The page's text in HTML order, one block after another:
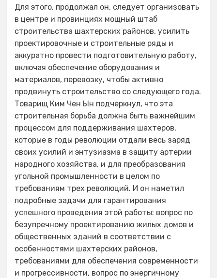
Для этого, продолжал он, следует организовать
в центре и провинциях мощный штаб
строительства шахтерских районов, усилить
проектировочные и строительные ряды и
аккуратно провести подготовительную работу,
включая обеспечение оборудования и
материалов, перевозку, чтобы активно
продвинуть строительство со следующего года.
Товарищ Ким Чен Ын подчеркнул, что эта
строительная борьба должна быть важнейшим
процессом для поддерживания шахтеров,
которые в годы революции отдали весь заряд
своих усилий и энтузиазма в защиту артерии
народного хозяйства, и для преобразования
угольной промышленности в целом по
требованиям трех революций. И он наметил
подробные задачи для гарантирования
успешного проведения этой работы: вопрос по
безупречному проектированию жилых домов и
общественных зданий в соответствии с
особенностями шахтерских районов,
требованиями для обеспечения современности
и прогрессивности, вопрос по энергичному